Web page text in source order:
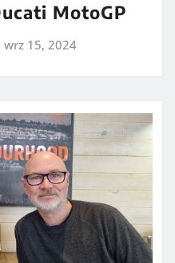
MotoGP
wrz 15, 2024